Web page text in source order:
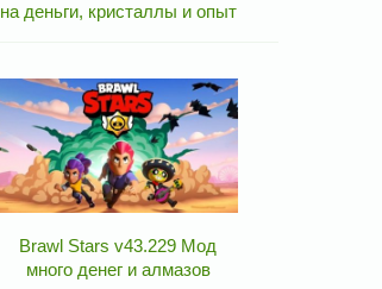
на деньги, кристаллы и опыт
Brawl Stars v43.229 Мод
много денег и алмазов